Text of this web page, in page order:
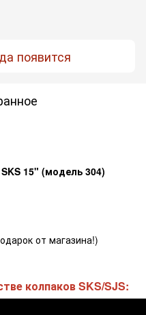
появится
15" (модель 304)
от магазина!)
колпаков SKS/SJS: